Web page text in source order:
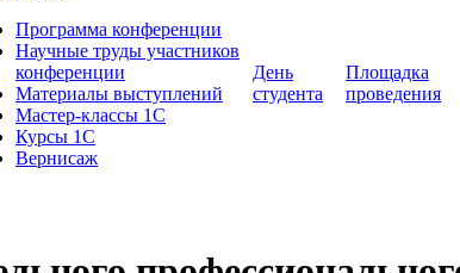
Программа конференции
Научные труды участников
конференции
Материалы выступлений
Мастер-классы 1С
Курсы 1С
Вернисаж
День
студента
Площадка
проведения